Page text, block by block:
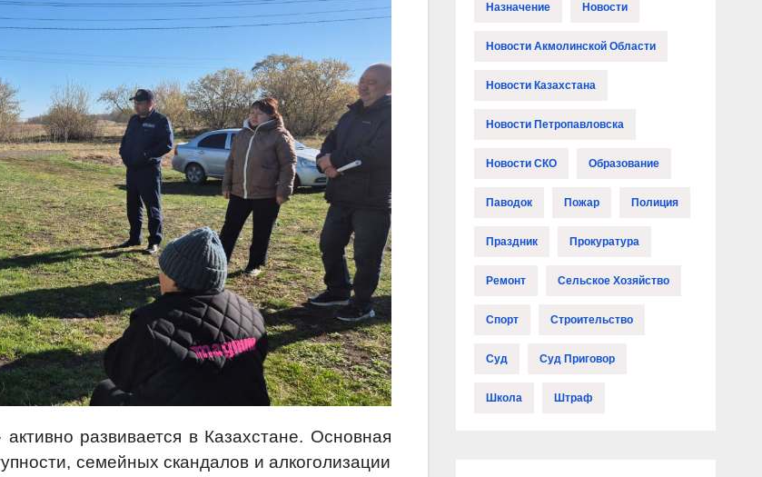
развивается в Казахстане. Основная
семейных скандалов и алкоголизации
Назначение Новости
Новости Акмолинской Области
Новости Казахстана
Новости Петропавловска
Новости СКО Образование
Паводок Пожар Полиция
Праздник Прокуратура
Ремонт Сельское Хозяйство
Спорт Строительство
Суд Суд Приговор
Школа Штраф